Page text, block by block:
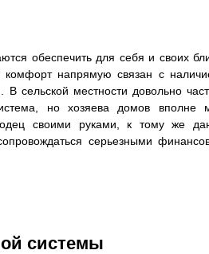
обеспечить для себя и своих
напрямую связан с
В сельской местности довольно
но хозяева домов вполне
своими руками, к тому же
серьезными
системы